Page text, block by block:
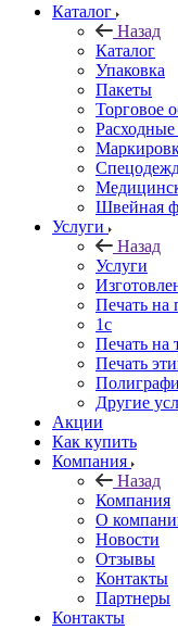
Каталог
Назад
Каталог
Упаковка
Пакеты
Торговое
Швейная
Услуги
Назад
Услуги
Печать на
1c
Печать на
Печать
Другие
Акции
Как купить
Компания
Назад
Компания
О
Новости
Отзывы
Контакты
Партнеры
Контакты